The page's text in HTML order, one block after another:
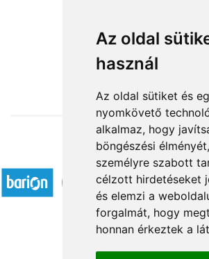
Az oldal
használ
Az oldal sütiket és
nyomkövető
alkalmaz, hogy
böngészési
személyre szabott
célzott hirdetéseket
és elemzi a
forgalmát, hogy
honnan érkeztek a
Szeretlek - farmer
18 160 Ft-tól
Elfogadott fizetési módok